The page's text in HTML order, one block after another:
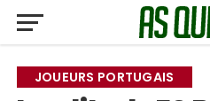
JOUEURS PORTUGAIS